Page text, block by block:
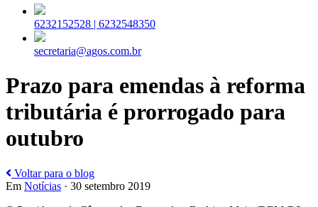
6232152528 | 6232548350
secretaria@agos.com.br
Prazo para emendas à reforma
tributária é prorrogado para
outubro
Voltar para o blog
Em Notícias · 30 setembro 2019